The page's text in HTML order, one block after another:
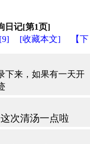
日记[第1页]
[收藏本文]
【下
下来，如果有一天开
次清汤一点啦